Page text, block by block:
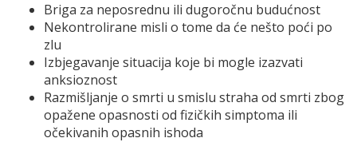
Briga za neposrednu ili dugoročnu budućnost
Nekontrolirane misli o tome da će nešto poći po
zlu
Izbjegavanje situacija koje bi mogle izazvati
anksioznost
Razmišljanje o smrti u smislu straha od smrti zbog
opažene opasnosti od fizičkih simptoma ili
očekivanih opasnih ishoda